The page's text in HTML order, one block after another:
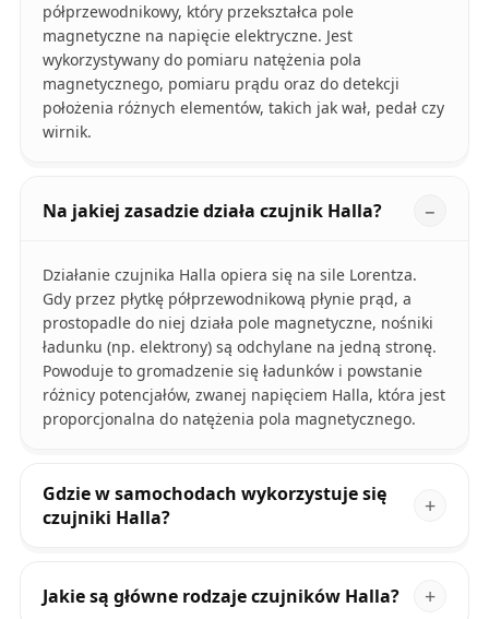
półprzewodnikowy, który przekształca pole
magnetyczne na napięcie elektryczne. Jest
wykorzystywany do pomiaru natężenia pola
magnetycznego, pomiaru prądu oraz do detekcji
położenia różnych elementów, takich jak wał, pedał czy
wirnik.
Na jakiej zasadzie działa czujnik Halla?
Działanie czujnika Halla opiera się na sile Lorentza.
Gdy przez płytkę półprzewodnikową płynie prąd, a
prostopadle do niej działa pole magnetyczne, nośniki
ładunku (np. elektrony) są odchylane na jedną stronę.
Powoduje to gromadzenie się ładunków i powstanie
różnicy potencjałów, zwanej napięciem Halla, która jest
proporcjonalna do natężenia pola magnetycznego.
Gdzie w samochodach wykorzystuje się
czujniki Halla?
Jakie są główne rodzaje czujników Halla?